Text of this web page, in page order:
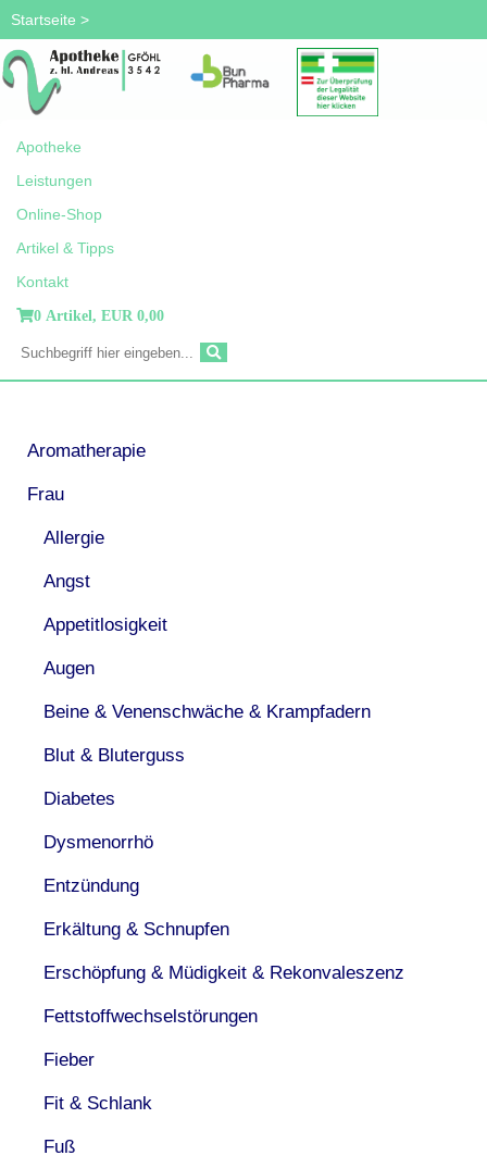
Startseite >
Apotheke
Leistungen
Online-Shop
Artikel & Tipps
Kontakt
0 Artikel, EUR 0,00
Aromatherapie
Frau
Allergie
Angst
Appetitlosigkeit
Augen
Beine & Venenschwäche & Krampfadern
Blut & Bluterguss
Diabetes
Dysmenorrhö
Entzündung
Erkältung & Schnupfen
Erschöpfung & Müdigkeit & Rekonvaleszenz
Fettstoffwechselstörungen
Fieber
Fit & Schlank
Fuß